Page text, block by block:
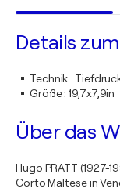
Details
Technik:
Größe:19,7x7,9in
Über das
Hugo PRATT (1927-
Corto Maltese in